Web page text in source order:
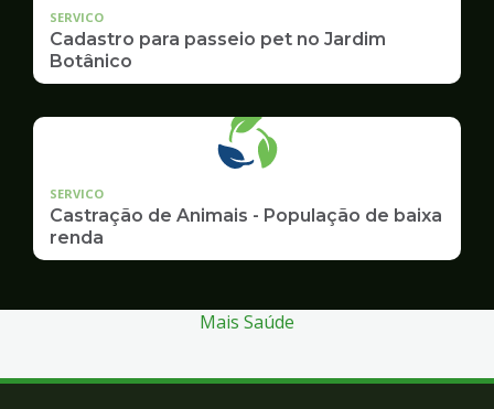
SERVICO
Cadastro para passeio pet no Jardim
Botânico
SERVICO
Castração de Animais - População de baixa
renda
Mais Saúde